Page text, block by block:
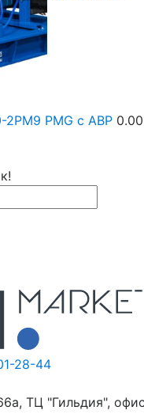
2РМ9 PMG c АВР
28-44
ТЦ "Гильдия",